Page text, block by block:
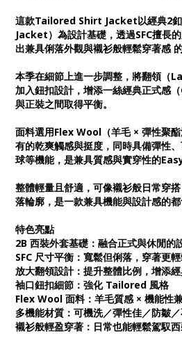
這款Tailored Shirt Jacket以經典2
Jacket）為設計基礎，透過SFC擅長
出兼具俐落外觀與襯衫般輕鬆穿著感
本季在細節上進一步調整，將翻領（
加入鈕扣設計，增添一絲經典正式感
與正裝之間取得平衡。
面料選用Flex Wool（羊毛 × 彈性聚
有的乾爽觸感與挺度，同時具備彈性
球等機能，是兼具質感與實穿性的
整體輕量且舒適，可像襯衫般日常穿
落輪廓，是一款兼具機能與設計感的都
特色亮點
2B 西裝外套基礎：融合正式與休閒的
SFC 尺寸平衡：寬鬆但俐落，穿著更
放大翻領設計：提升整體比例，增添
袖口鈕扣細節：強化 Tailored 風格
Flex Wool 面料：羊毛質感 × 機能性
多機能材質：可機洗／彈性佳／防皺
襯衫般輕盈穿著：日常也能輕鬆駕馭